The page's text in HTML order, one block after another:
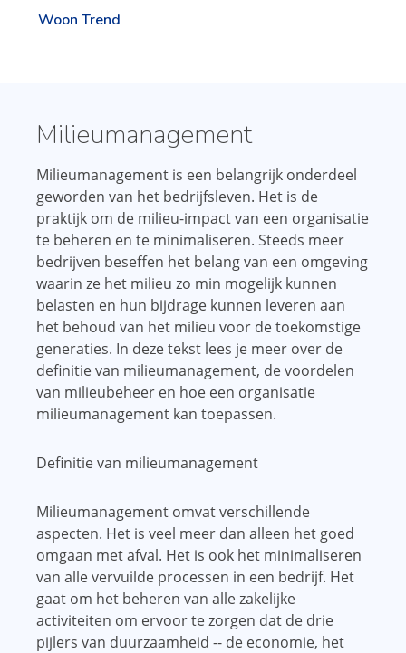
Woon Trend
Milieumanagement
Milieumanagement is een belangrijk onderdeel
geworden van het bedrijfsleven. Het is de
praktijk om de milieu-impact van een organisatie
te beheren en te minimaliseren. Steeds meer
bedrijven beseffen het belang van een omgeving
waarin ze het milieu zo min mogelijk kunnen
belasten en hun bijdrage kunnen leveren aan
het behoud van het milieu voor de toekomstige
generaties. In deze tekst lees je meer over de
definitie van milieumanagement, de voordelen
van milieubeheer en hoe een organisatie
milieumanagement kan toepassen.
Definitie van milieumanagement
Milieumanagement omvat verschillende
aspecten. Het is veel meer dan alleen het goed
omgaan met afval. Het is ook het minimaliseren
van alle vervuilde processen in een bedrijf. Het
gaat om het beheren van alle zakelijke
activiteiten om ervoor te zorgen dat de drie
pijlers van duurzaamheid -- de economie, het